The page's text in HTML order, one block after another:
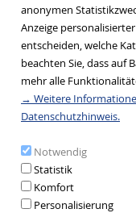
anonymen
Anzeige
entscheiden, welche
beachten Sie, dass auf
mehr alle
→ Weitere
Datenschutzhinweis.
Notwendig
Statistik
Komfort
Personalisierung